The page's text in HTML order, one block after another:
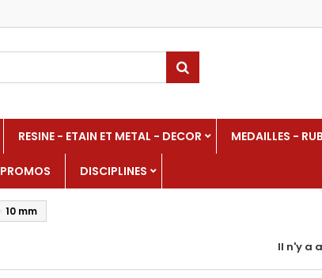
RESINE - ETAIN ET METAL - DECOR MEDAILLES -
PROMOS DISCIPLINES
10 mm
Il n'y a